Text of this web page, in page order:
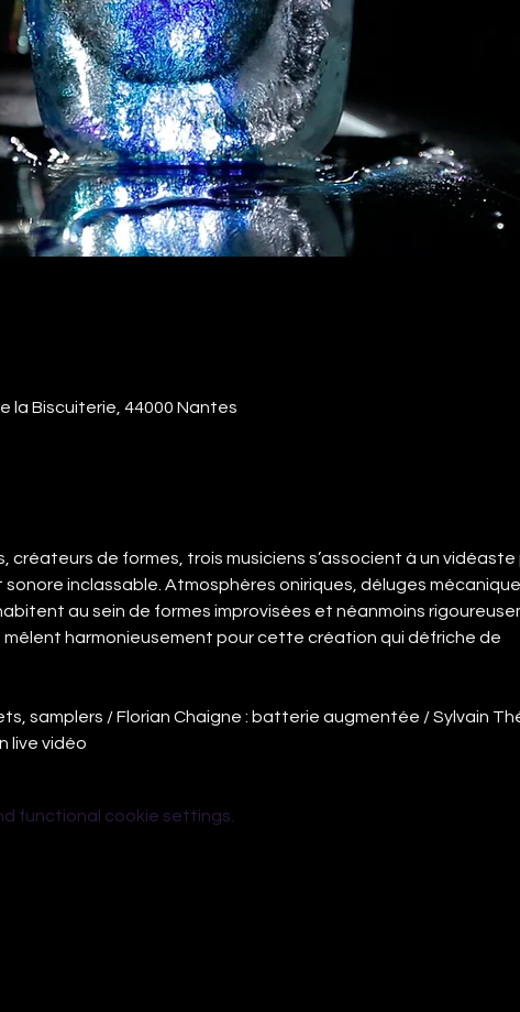
la Biscuiterie, 44000 Nantes
créateurs de formes, trois musiciens s’associent à un vidéaste
inclassable. Atmosphères oniriques, déluges
au sein de formes improvisées et néanmoins
harmonieusement pour cette création qui défriche de
samplers / Florian Chaigne : batterie augmentée / Sylvain
live vidéo
functional cookie settings.